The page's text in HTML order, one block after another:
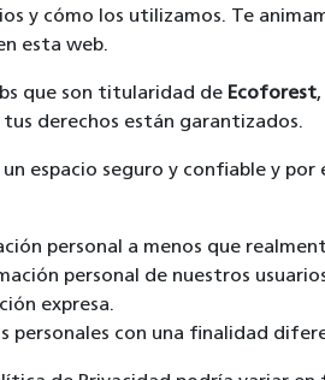
y cómo los utilizamos. Te
esta web.
que son titularidad de Ecoforest
tus derechos están garantizados.
espacio seguro y confiable y
personal a menos que
personal de nuestros
expresa.
personales con una finalidad